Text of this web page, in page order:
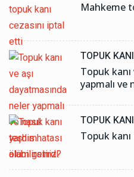
Mahkeme
TOPUK
Topuk kanı
yapmalı ve
TOPUK
Topuk